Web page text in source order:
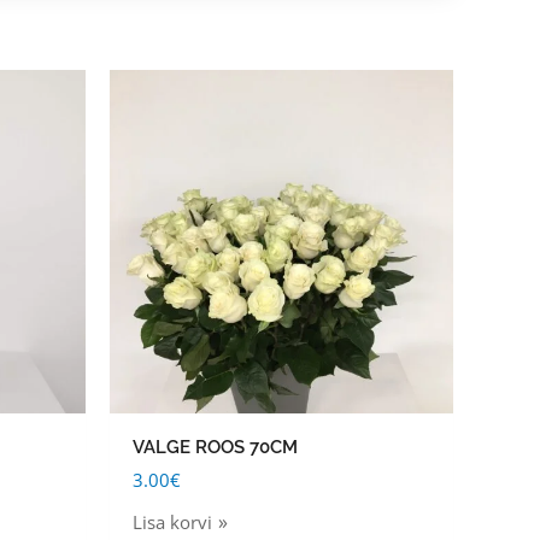
VALGE ROOS 70CM
3.00€
Lisa korvi